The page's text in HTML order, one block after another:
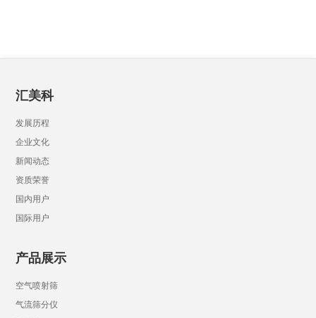
汇美科
发展历程
企业文化
新闻动态
资质荣誉
国内用户
国际用户
产品展示
空气喷射筛
气流筛分仪